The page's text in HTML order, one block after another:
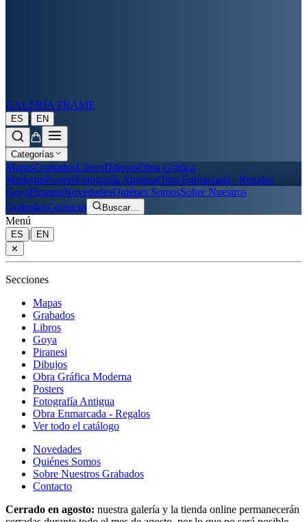
GALERÍA FRAME
ES | EN
Categorías
MapasGrabadosLibrosDibujosObra Gráfica
ModernaPostersFotografía AntiguaObra Enmarcada - Regalos
GoyaPiranesiNovedadesQuiénes SomosSobre Nuestros
GrabadosContacto Buscar…
Menú
ES |
EN
✕
Secciones
Mapas
Grabados
Libros
Goya
Piranesi
Dibujos
Obra Gráfica Moderna
Posters
Fotografía Antigua
Obra Enmarcada - Regalos
Ver todo el catálogo
Novedades
Quiénes Somos
Sobre Nuestros Grabados
Contacto
Cerrado en agosto: nuestra galería y la tienda online permanecerán